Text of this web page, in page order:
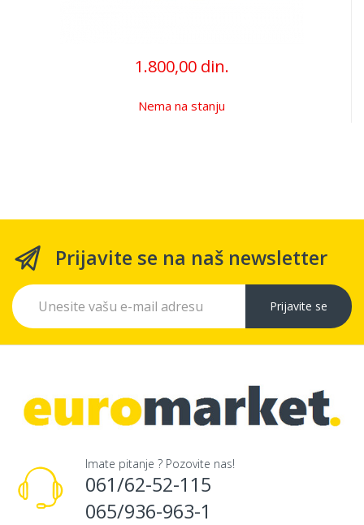
1.800,00 din.
Nema na stanju
Prijavite se na naš newsletter
Prijavite se
Imate pitanje ? Pozovite nas!
061/62-52-115
065/936-963-1